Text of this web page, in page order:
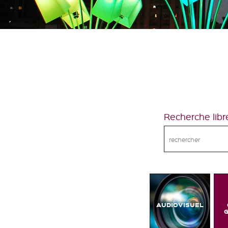
Recherche
AUDIOVISUEL